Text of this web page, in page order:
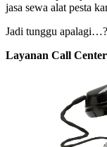
jasa sewa alat pesta
Jadi tunggu
Layanan Call